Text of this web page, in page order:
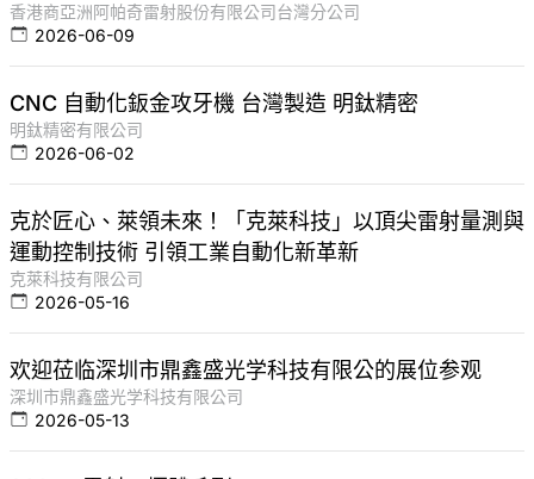
香港商亞洲阿帕奇雷射股份有限公司台灣分公司
2026-06-09
CNC 自動化鈑金攻牙機 台灣製造 明鈦精密
明鈦精密有限公司
2026-06-02
克於匠心、萊領未來！「克萊科技」以頂尖雷射量測與
運動控制技術 引領工業自動化新革新
克萊科技有限公司
2026-05-16
欢迎莅临深圳市鼎鑫盛光学科技有限公的展位参观
深圳市鼎鑫盛光学科技有限公司
2026-05-13